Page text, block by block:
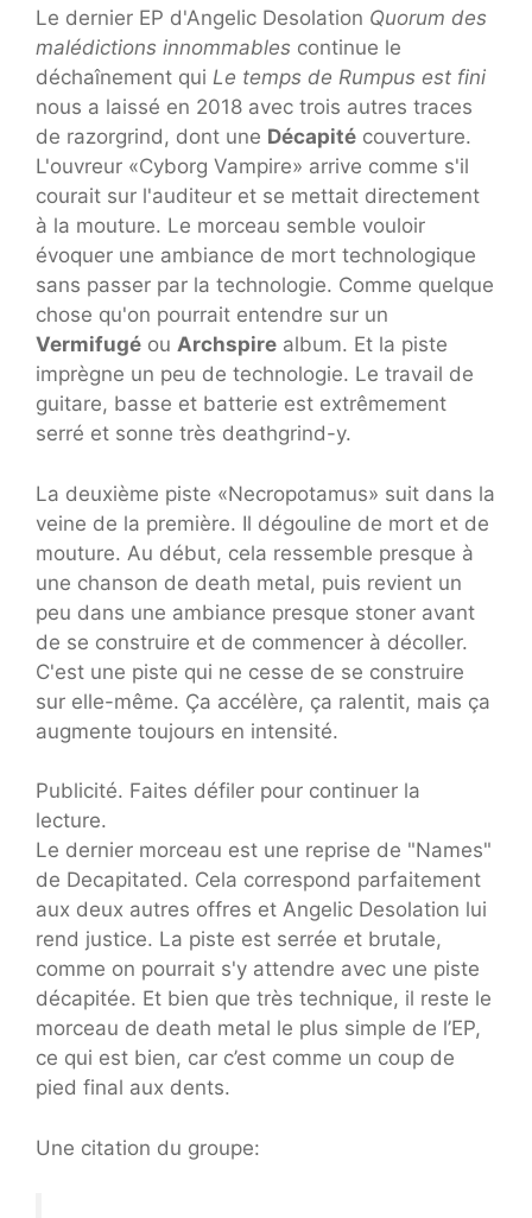
Le dernier EP d'Angelic Desolation Quorum des
malédictions innommables continue le
déchaînement qui Le temps de Rumpus est fini
nous a laissé en 2018 avec trois autres traces
de razorgrind, dont une Décapité couverture.
L'ouvreur «Cyborg Vampire» arrive comme s'il
courait sur l'auditeur et se mettait directement
à la mouture. Le morceau semble vouloir
évoquer une ambiance de mort technologique
sans passer par la technologie. Comme quelque
chose qu'on pourrait entendre sur un
Vermifugé ou Archspire album. Et la piste
imprègne un peu de technologie. Le travail de
guitare, basse et batterie est extrêmement
serré et sonne très deathgrind-y.
La deuxième piste «Necropotamus» suit dans la
veine de la première. Il dégouline de mort et de
mouture. Au début, cela ressemble presque à
une chanson de death metal, puis revient un
peu dans une ambiance presque stoner avant
de se construire et de commencer à décoller.
C'est une piste qui ne cesse de se construire
sur elle-même. Ça accélère, ça ralentit, mais ça
augmente toujours en intensité.
Publicité. Faites défiler pour continuer la
lecture.
Le dernier morceau est une reprise de "Names"
de Decapitated. Cela correspond parfaitement
aux deux autres offres et Angelic Desolation lui
rend justice. La piste est serrée et brutale,
comme on pourrait s'y attendre avec une piste
décapitée. Et bien que très technique, il reste le
morceau de death metal le plus simple de l’EP,
ce qui est bien, car c’est comme un coup de
pied final aux dents.
Une citation du groupe: